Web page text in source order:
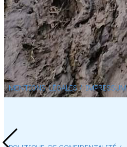
MENTIONS LÉGALES / IMPRESSUM